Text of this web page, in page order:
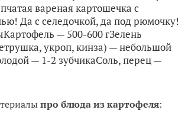
вареная картошечка с
Да с селедочкой, да под рюмочку!
— 500-600 гЗелень
укроп, кинза) — небольшой
— 1-2 зубчикаСоль, перец —
про блюда из картофеля: